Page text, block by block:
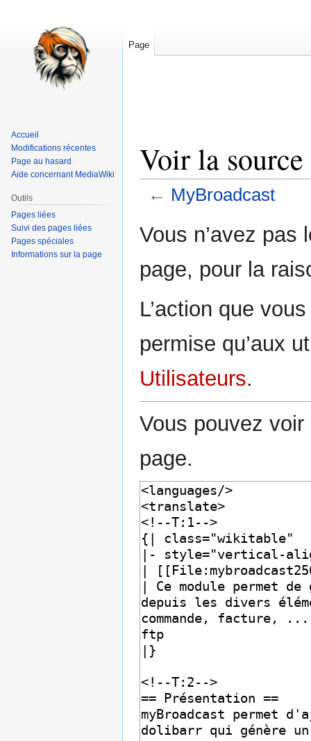
Voir la
← MyBroadcast
à
navigation
à
recherche
Vous n’avez pas
page, pour la
L’action que
permise qu’aux
Utilisateurs.
Vous pouvez
page.
Page
Accueil
Modifications récentes
Page au hasard
Aide concernant MediaWiki
Outils
Pages liées
Suivi des pages liées
Pages spéciales
Informations sur la page